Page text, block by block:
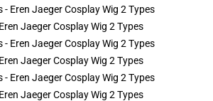
Jaeger Cosplay Wig 2 Types
Jaeger Cosplay Wig 2 Types
Jaeger Cosplay Wig 2 Types